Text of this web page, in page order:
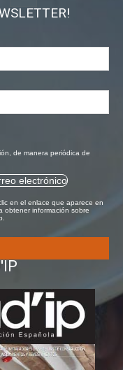
de manera periódica de
electrónico
en el enlace que aparece en
obtener información sobre